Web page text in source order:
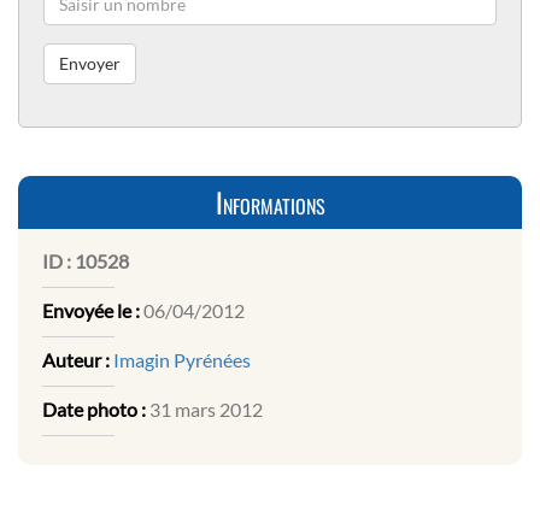
Informations
ID : 10528
Envoyée le :06/04/2012
Auteur : Imagin Pyrénées
Date photo : 31 mars 2012